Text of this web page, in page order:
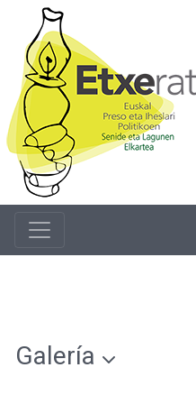
Galería